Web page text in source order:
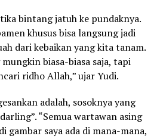
bintang jatuh ke pundaknya.
khusus bisa langsung jadi
dari kebaikan yang kita tanam.
biasa-biasa saja, tapi
ridho Allah,” ujar Yudi.
adalah, sosoknya yang
“Semua wartawan asing
gambar saya ada di mana-mana,